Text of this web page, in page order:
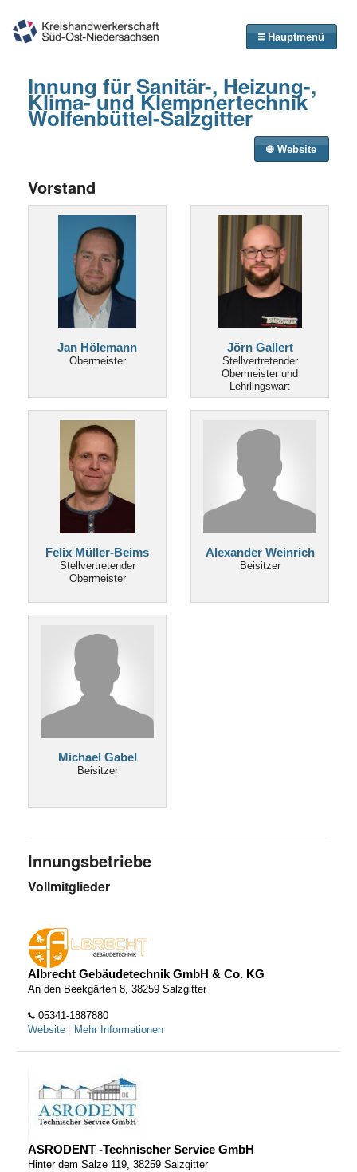
Hauptmenü
Innung für Sanitär-, Heizung-,
Klima- und Klempnertechnik
Wolfenbüttel-Salzgitter
Website
Vorstand
Jan Hölemann
Obermeister
Jörn Gallert
Stellvertretender
Obermeister und
Lehrlingswart
Felix Müller-Beims
Stellvertretender
Obermeister
Alexander Weinrich
Beisitzer
Michael Gabel
Beisitzer
Innungsbetriebe
Vollmitglieder
Albrecht Gebäudetechnik GmbH & Co. KG
An den Beekgärten 8, 38259 Salzgitter
05341-1887880
Website
Mehr Informationen
ASRODENT -Technischer Service GmbH
Hinter dem Salze 119, 38259 Salzgitter